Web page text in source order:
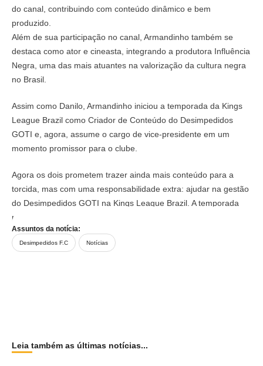
do canal, contribuindo com conteúdo dinâmico e bem
produzido.
Além de sua participação no canal, Armandinho também se
destaca como ator e cineasta, integrando a produtora Influência
Negra, uma das mais atuantes na valorização da cultura negra
no Brasil.
Assim como Danilo, Armandinho iniciou a temporada da Kings
League Brazil como Criador de Conteúdo do Desimpedidos
GOTI e, agora, assume o cargo de vice-presidente em um
momento promissor para o clube.
Agora os dois prometem trazer ainda mais conteúdo para a
torcida, mas com uma responsabilidade extra: ajudar na gestão
do Desimpedidos GOTI na Kings League Brazil. A temporada
promete ser inesquecível!
Assuntos da notícia:
Desimpedidos F.C Notícias
Leia também as últimas notícias...